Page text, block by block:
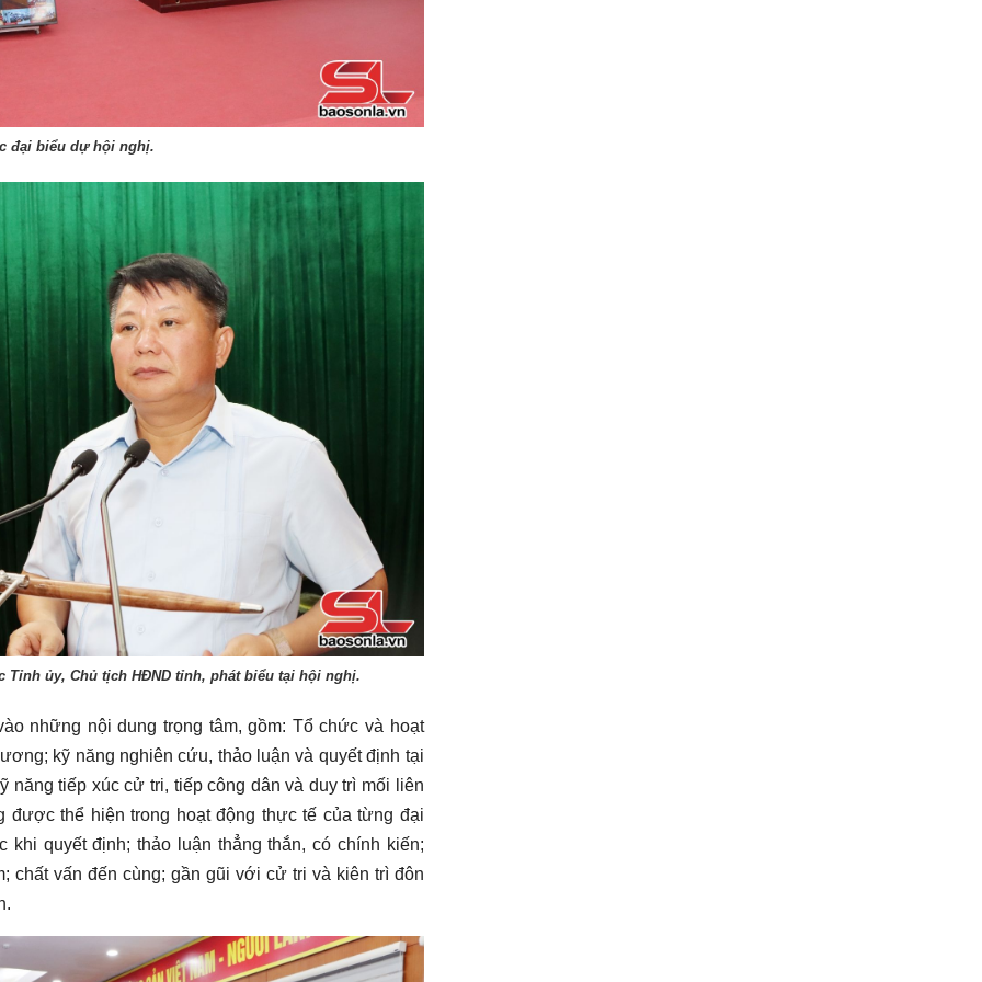
đại biểu dự hội nghị.
ủy, Chủ tịch HĐND tỉnh, phát biểu tại hội nghị.
những nội dung trọng tâm, gồm: Tổ chức và hoạt
kỹ năng nghiên cứu, thảo luận và quyết định tại
năng tiếp xúc cử tri, tiếp công dân và duy trì mối liên
thể hiện trong hoạt động thực tế của từng đại
quyết định; thảo luận thẳng thắn, có chính kiến;
chất vấn đến cùng; gần gũi với cử tri và kiên trì đôn